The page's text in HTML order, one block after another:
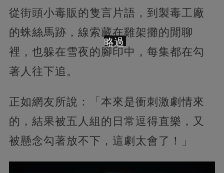
從街頭小毒販的隻言片語，到製毒工廠
的蛛絲馬跡，線索藏在雞架攤的閒聊
裡，也躲在雪夜的腳印中，每集都在勾
著人往下追。
正如網友所說：「本來是衝刺激劇情來
的，結果被五人組的日常逗得直樂，又
被懸念勾著放不下，這劇太會了！」
略過